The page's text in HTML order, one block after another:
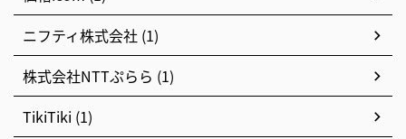
ニフティ株式会社 (1)
株式会社NTTぷらら (1)
TikiTiki (1)